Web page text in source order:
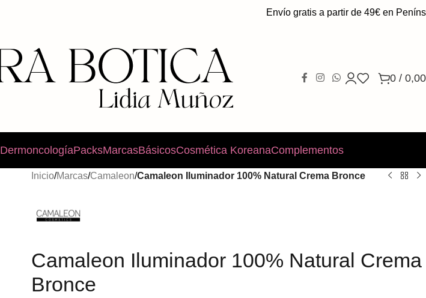
Envío gratis a partir de 49€ en Península.
0 / 0,00
DermoncologíaPacksMarcasBásicosCosmética KoreanaComplementos
Inicio/Marcas/Camaleon/Camaleon Iluminador 100% Natural Crema Bronce
Camaleon Iluminador 100% Natural Crema
Bronce